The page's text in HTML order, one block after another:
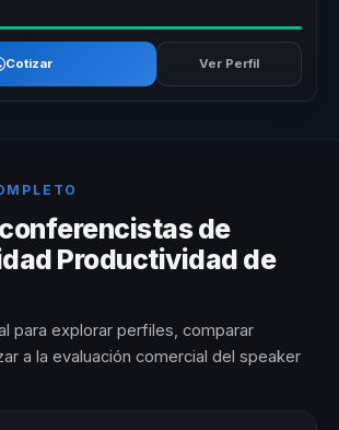
Cotizar Ver Perfil
de
Productividad de
para explorar perfiles, comparar
a la evaluación comercial del speaker